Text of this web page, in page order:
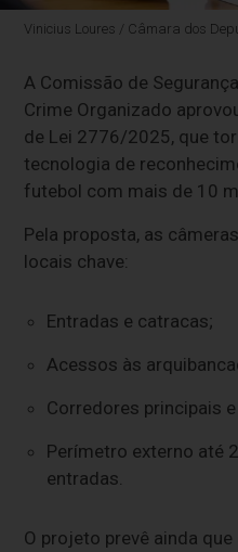
Vinicius Loures / Câmara dos
A Comissão de
Crime Organizado
de Lei 2776/2025, que
tecnologia de
futebol com mais de 10
Pela proposta, as
locais chave:
Entradas e catracas;
Acessos às
Corredores principais
Perímetro externo até
entradas.
O projeto prevê ainda